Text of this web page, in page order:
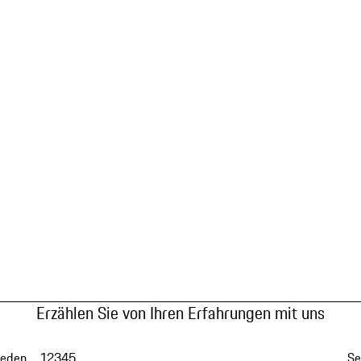
Erzählen Sie von Ihren Erfahrungen mit uns